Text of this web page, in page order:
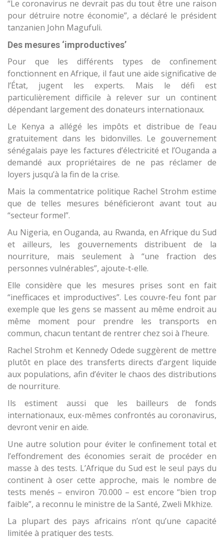
“Le coronavirus ne devrait pas du tout être une raison
pour détruire notre économie”, a déclaré le président
tanzanien John Magufuli.
Des mesures ‘improductives’
Pour que les différents types de confinement
fonctionnent en Afrique, il faut une aide significative de
l’État, jugent les experts. Mais le défi est
particulièrement difficile à relever sur un continent
dépendant largement des donateurs internationaux.
Le Kenya a allégé les impôts et distribue de l’eau
gratuitement dans les bidonvilles. Le gouvernement
sénégalais paye les factures d’électricité et l’Ouganda a
demandé aux propriétaires de ne pas réclamer de
loyers jusqu’à la fin de la crise.
Mais la commentatrice politique Rachel Strohm estime
que de telles mesures bénéficieront avant tout au
“secteur formel”.
Au Nigeria, en Ouganda, au Rwanda, en Afrique du Sud
et ailleurs, les gouvernements distribuent de la
nourriture, mais seulement à “une fraction des
personnes vulnérables”, ajoute-t-elle.
Elle considère que les mesures prises sont en fait
“inefficaces et improductives”. Les couvre-feu font par
exemple que les gens se massent au même endroit au
même moment pour prendre les transports en
commun, chacun tentant de rentrer chez soi à l’heure.
Rachel Strohm et Kennedy Odede suggèrent de mettre
plutôt en place des transferts directs d’argent liquide
aux populations, afin d’éviter le chaos des distributions
de nourriture.
Ils estiment aussi que les bailleurs de fonds
internationaux, eux-mêmes confrontés au coronavirus,
devront venir en aide.
Une autre solution pour éviter le confinement total et
l’effondrement des économies serait de procéder en
masse à des tests. L’Afrique du Sud est le seul pays du
continent à oser cette approche, mais le nombre de
tests menés – environ 70.000 – est encore “bien trop
faible”, a reconnu le ministre de la Santé, Zweli Mkhize.
La plupart des pays africains n’ont qu’une capacité
limitée à pratiquer des tests.